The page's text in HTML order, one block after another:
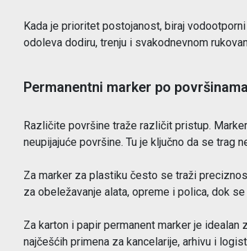
Kada je prioritet postojanost, biraj
odoleva dodiru, trenju i svakodnevnom
Permanentni marker po površinama
Različite površine traže različit pristup.
neupijajuće površine. Tu je ključno da se trag
Za marker za plastiku često se traži
za obeležavanje alata, opreme i polica, dok
Za karton i papir permanent marker je
najčešćih primena za kancelarije, arhivu i